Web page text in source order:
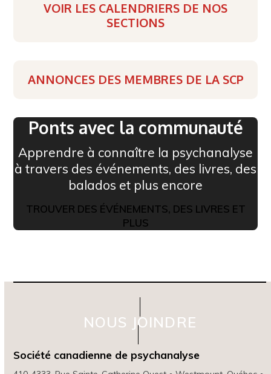
VOIR LES CALENDRIERS DE NOS
SECTIONS
ANNONCES DES MEMBRES DE LA SCP
Ponts avec la communauté
Apprendre à connaître la psychanalyse
à travers des événements, des livres, des
balados et plus encore
TROUVER DES ÉVÉNEMENTS, DES LIVRES ET
PLUS
NOUS JOINDRE
Société canadienne de psychanalyse